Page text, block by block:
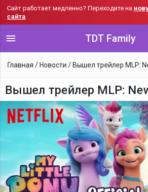
Сайт работает медленно? Переходите на
сайта
TDT Family
Главная / Новости / Вышел трейлер MLP:
Вышел трейлер MLP: